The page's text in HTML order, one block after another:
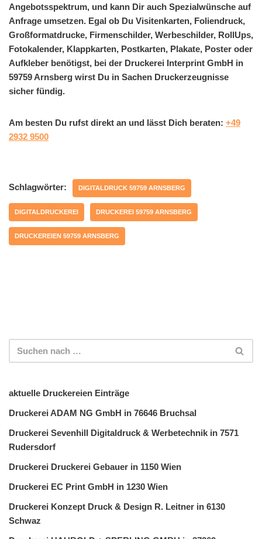
Angebotsspektrum, und kann Dir auch Spezialwünsche auf
Anfrage umsetzen. Egal ob Du Visitenkarten, Foliendruck,
Großformatdrucke, Firmenschilder, Werbeschilder, RollUps,
Fotokalender, Klappkarten, Postkarten, Plakate, Poster oder
Aufkleber benötigst, bei der Druckerei Interprint GmbH in
59759 Arnsberg wirst Du in Sachen Druckerzeugnisse
sicher fündig.
Am besten Du rufst direkt an und lässt Dich beraten: +49
2932 9500
Schlagwörter: DIGITALDRUCK 59759 ARNSBERG
DIGITALDRUCKEREI DRUCKEREI 59759 ARNSBERG
DRUCKEREIEN 59759 ARNSBERG
aktuelle Druckereien Einträge
Druckerei ADAM NG GmbH in 76646 Bruchsal
Druckerei Sevenhill Digitaldruck & Werbetechnik in 7571
Rudersdorf
Druckerei Druckerei Gebauer in 1150 Wien
Druckerei EC Print GmbH in 1230 Wien
Druckerei Konzept Druck & Design R. Leitner in 6130
Schwaz